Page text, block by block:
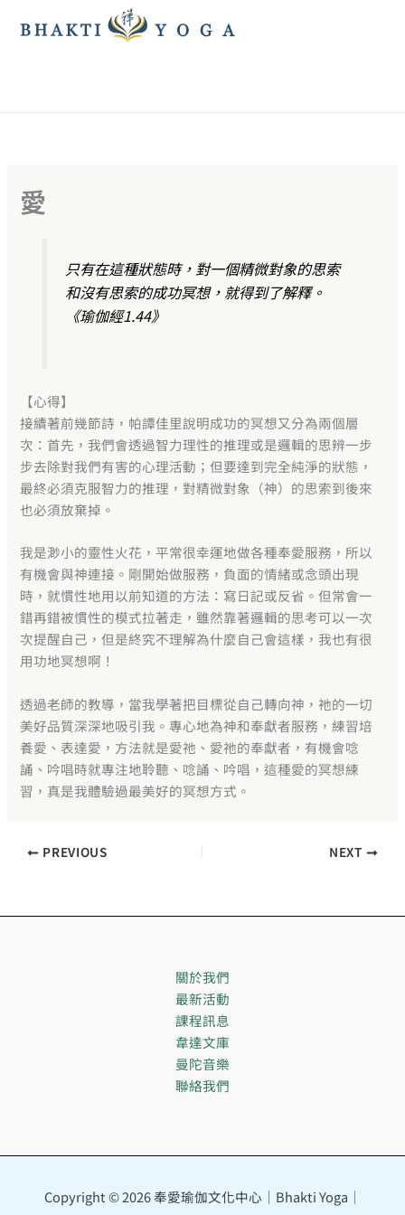
容
愛
只有在這種狀態時，對一個精微對象的思索
和沒有思索的成功冥想，就得到了解釋。
《瑜伽經1.44》
【心得】
接續著前幾節詩，帕譚佳里說明成功的冥想又分為兩個層
次：首先，我們會透過智力理性的推理或是邏輯的思辨一步
步去除對我們有害的心理活動；但要達到完全純淨的狀態，
最終必須克服智力的推理，對精微對象（神）的思索到後來
也必須放棄掉。
我是渺小的靈性火花，平常很幸運地做各種奉愛服務，所以
有機會與神連接。剛開始做服務，負面的情緒或念頭出現
時，就慣性地用以前知道的方法：寫日記或反省。但常會一
錯再錯被慣性的模式拉著走，雖然靠著邏輯的思考可以一次
次提醒自己，但是終究不理解為什麼自己會這樣，我也有很
用功地冥想啊！
透過老師的教導，當我學著把目標從自己轉向神，祂的一切
美好品質深深地吸引我。專心地為神和奉獻者服務，練習培
養愛、表達愛，方法就是愛祂、愛祂的奉獻者，有機會唸
誦、吟唱時就專注地聆聽、唸誦、吟唱，這種愛的冥想練
習，真是我體驗過最美好的冥想方式。
PREVIOUS NEXT
關於我們
最新活動
課程訊息
韋達文庫
曼陀音樂
聯絡我們
Copyright © 2026 奉愛瑜伽文化中心｜Bhakti Yoga｜